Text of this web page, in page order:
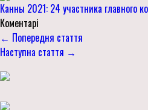
Канны 2021: 24 участника главного
Коментарі
← Попередня стаття
Наступна стаття →